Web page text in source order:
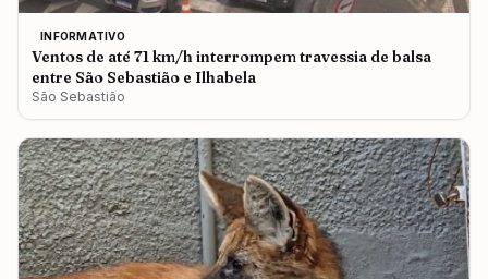
INFORMATIVO
Ventos de até 71 km/h interrompem travessia de balsa
entre São Sebastião e Ilhabela
São Sebastião